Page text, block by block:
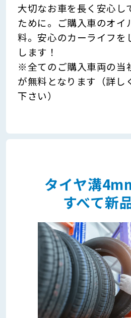
大切なお車を長く安心し
ために。ご購入車のオイ
料。安心のカーライフを
します！
※全てのご購入車両の当
が無料となります（詳し
下さい）
タイヤ溝
すべて新